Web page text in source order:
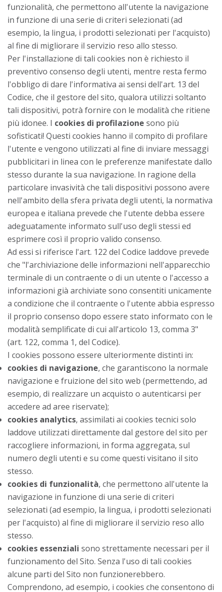
funzionalità, che permettono all'utente la navigazione
in funzione di una serie di criteri selezionati (ad
esempio, la lingua, i prodotti selezionati per l'acquisto)
al fine di migliorare il servizio reso allo stesso.
Per l'installazione di tali cookies non è richiesto il
preventivo consenso degli utenti, mentre resta fermo
l'obbligo di dare l'informativa ai sensi dell'art. 13 del
Codice, che il gestore del sito, qualora utilizzi soltanto
tali dispositivi, potrà fornire con le modalità che ritiene
più idonee. I cookies di profilazione sono più
sofisticati! Questi cookies hanno il compito di profilare
l'utente e vengono utilizzati al fine di inviare messaggi
pubblicitari in linea con le preferenze manifestate dallo
stesso durante la sua navigazione. In ragione della
particolare invasività che tali dispositivi possono avere
nell'ambito della sfera privata degli utenti, la normativa
europea e italiana prevede che l'utente debba essere
adeguatamente informato sull'uso degli stessi ed
esprimere così il proprio valido consenso.
Ad essi si riferisce l'art. 122 del Codice laddove prevede
che "l'archiviazione delle informazioni nell'apparecchio
terminale di un contraente o di un utente o l'accesso a
informazioni già archiviate sono consentiti unicamente
a condizione che il contraente o l'utente abbia espresso
il proprio consenso dopo essere stato informato con le
modalità semplificate di cui all'articolo 13, comma 3"
(art. 122, comma 1, del Codice).
I cookies possono essere ulteriormente distinti in:
cookies di navigazione, che garantiscono la normale
navigazione e fruizione del sito web (permettendo, ad
esempio, di realizzare un acquisto o autenticarsi per
accedere ad aree riservate);
cookies analytics, assimilati ai cookies tecnici solo
laddove utilizzati direttamente dal gestore del sito per
raccogliere informazioni, in forma aggregata, sul
numero degli utenti e su come questi visitano il sito
stesso.
cookies di funzionalità, che permettono all'utente la
navigazione in funzione di una serie di criteri
selezionati (ad esempio, la lingua, i prodotti selezionati
per l'acquisto) al fine di migliorare il servizio reso allo
stesso.
cookies essenziali sono strettamente necessari per il
funzionamento del Sito. Senza l'uso di tali cookies
alcune parti del Sito non funzionerebbero.
Comprendono, ad esempio, i cookies che consentono di